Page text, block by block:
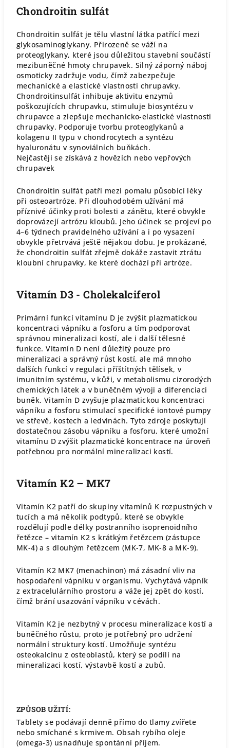
Chondroitin sulfát
Chondroitin sulfát je tělu vlastní látka patřící mezi
glykosaminoglykany. Přirozeně se váží na
proteoglykany, které jsou důležitou stavební součástí
mezibuněčné hmoty chrupavek. Silný záporný náboj
osmoticky zadržuje vodu, čímž zabezpečuje
mechanické a elastické vlastnosti chrupavky.
Chondroitinsulfát inhibuje aktivitu enzymů
poškozujících chrupavku, stimuluje biosyntézu v
chrupavce a zlepšuje mechanicko-elastické vlastnosti
chrupavky. Podporuje tvorbu proteoglykanů a
kolagenu II typu v chondrocytech a syntézu
hyaluronátu v synoviálních buňkách.
Nejčastěji se získává z hovězích nebo vepřových
chrupavek
Chondroitin sulfát patří mezi pomalu působící léky
při osteoartróze. Při dlouhodobém užívání má
příznivé účinky proti bolesti a zánětu, které obvykle
doprovázejí artrózu kloubů. Jeho účinek se projeví po
4–6 týdnech pravidelného užívání a i po vysazení
obvykle přetrvává ještě nějakou dobu. Je prokázané,
že chondroitin sulfát zřejmě dokáže zastavit ztrátu
kloubní chrupavky, ke které dochází při artróze.
Vitamín D3 - Cholekalciferol
Primární funkcí vitamínu D je zvýšit plazmatickou
koncentraci vápníku a fosforu a tím podporovat
správnou mineralizaci kostí, ale i další tělesné
funkce. Vitamín D není důležitý pouze pro
mineralizaci a správný růst kostí, ale má mnoho
dalších funkcí v regulaci příštítných tělísek, v
imunitním systému, v kůži, v metabolismu cizorodých
chemických látek a v buněčném vývoji a diferenciaci
buněk. Vitamín D zvyšuje plazmatickou koncentraci
vápníku a fosforu stimulací specifické iontové pumpy
ve střevě, kostech a ledvinách. Tyto zdroje poskytují
dostatečnou zásobu vápníku a fosforu, které umožní
vitamínu D zvýšit plazmatické koncentrace na úroveň
potřebnou pro normální mineralizaci kostí.
Vitamín K2 – MK7
Vitamín K2 patří do skupiny vitamínů K rozpustných v
tucích a má několik podtypů, které se obvykle
rozdělují podle délky postranního isoprenoidního
řetězce – vitamín K2 s krátkým řetězcem (zástupce
MK-4) a s dlouhým řetězcem (MK-7, MK-8 a MK-9).
Vitamín K2 MK7 (menachinon) má zásadní vliv na
hospodaření vápníku v organismu. Vychytává vápník
z extracelulárního prostoru a váže jej zpět do kostí,
čímž brání usazování vápníku v cévách.
Vitamín K2 je nezbytný v procesu mineralizace kostí a
buněčného růstu, proto je potřebný pro udržení
normální struktury kostí. Umožňuje syntézu
osteokalcinu z osteoblastů, který se podílí na
mineralizaci kostí, výstavbě kostí a zubů.
ZPŮSOB UŽITÍ:
Tablety se podávají denně přímo do tlamy zvířete
nebo smíchané s krmivem. Obsah rybího oleje
(omega-3) usnadňuje spontánní příjem.